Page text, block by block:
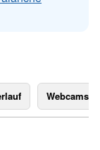
Webcams